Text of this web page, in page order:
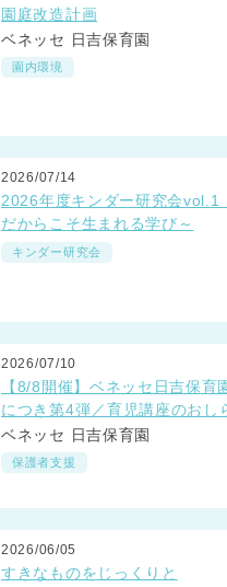
園庭改造計画
ベネッセ 日吉保育園
園内環境
2026/07/14
2026年度キンダー研究会vol.1
だからこそ生まれる学び～
キンダー研究会
2026/07/10
【8/8開催】ベネッセ日吉保
につき第4弾／育児講座のおし
ベネッセ 日吉保育園
保護者支援
2026/06/05
すきなものをじっくりと